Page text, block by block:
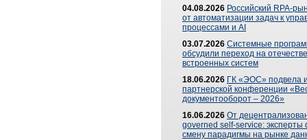
04.08.2026 Российский RPA-
от автоматизации задач к
процессами и AI
03.07.2026 Системные
обсудили переход на
встроенных систем
18.06.2026 ГК «ЭОС» подвела
партнерской конференции
документооборот – 2026»
16.06.2026 От
governed self-service: эксперты
смену парадигмы на рынке